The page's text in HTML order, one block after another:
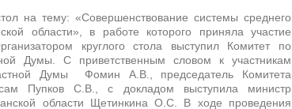
на тему: «Совершенствование системы среднего
области», в работе которого приняла участие
круглого стола выступил Комитет по
Думы. С приветственным словом к участникам
Думы Фомин А.В., председатель Комитета
Пупков С.В., с докладом выступила министр
области Щетинкина О.С. В ходе проведения